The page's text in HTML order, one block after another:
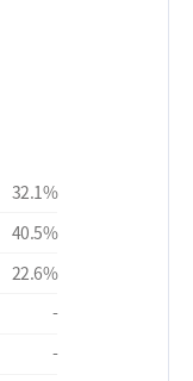
32.1%
40.5%
22.6%
-
-